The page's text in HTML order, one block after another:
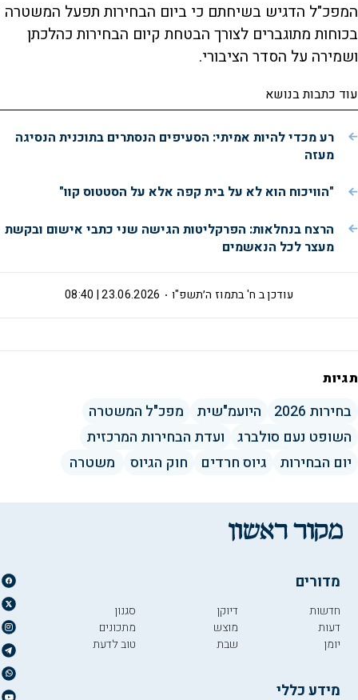
המפכ"ל הדגיש בשיחתם כי ביום הבחירות תפעל המשטרה
בכוחות מתוגברים לצורך הבטחת קיום הבחירות כהלכתן
ושמירה על הסדר הציבורי.
עוד כתבות בנושא
רע מכדי להיות אמיתי: הסעיפים הנסתרים בתוכנית הנסיגה
מעזה
"הוויכוח הוא לא על בית קפה אלא על הסטטוס קוו"
הרצח בנחלאות: הפרקליטות הגישה שני כתבי אישום ובקשת
מעצר לכל הנאשמים
ח' בתמוז ה׳תשפ"ו 23.06.2026 | 08:40 עודכן ב
תגיות
בחירות 2026 היועמ"שית
מפכ"ל המשטרה
השופט נעם סולברג
ועדת הבחירות המרכזית
יום הבחירות
גיוס חרדים חוק הגיוס משטרה
מדורים
חדשות
דעות
יומן
דיוקן
מוצש
שבת
סגנון
מתכונים
טוב לדעת
מידע כללי